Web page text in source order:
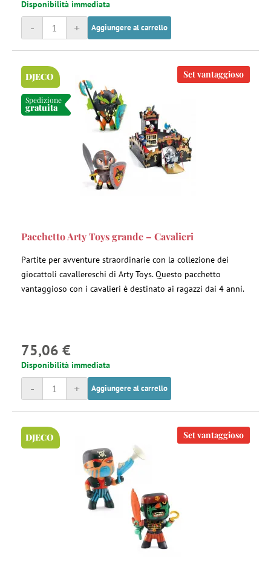
Disponibilità immediata
+
- Aggiungere al carrello
DJECO
Spedizione
gratuita
Set vantaggioso
Pacchetto Arty Toys grande – Cavalieri
Partite per avventure straordinarie con la collezione dei
giocattoli cavallereschi di Arty Toys. Questo pacchetto
vantaggioso con i cavalieri è destinato ai ragazzi dai 4 anni.
75,06 €
Disponibilità immediata
+
- Aggiungere al carrello
DJECO Set vantaggioso